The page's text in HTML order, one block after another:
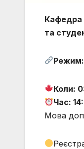
Кафедра
та
Коли:
Час:
Мова